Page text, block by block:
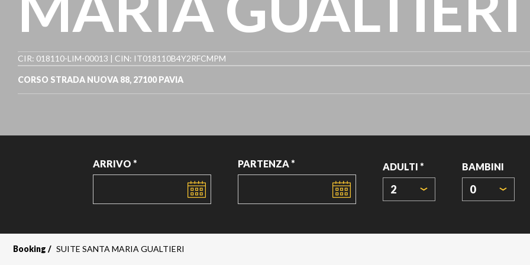
CIR: 018110-LIM-00013 | CIN: IT018110B4Y2RFCMPM
CORSO STRADA NUOVA 88, 27100 PAVIA
ARRIVO * PARTENZA * ADULTI *
2
BAMBINI
0
Booking SUITE SANTA MARIA GUALTIERI